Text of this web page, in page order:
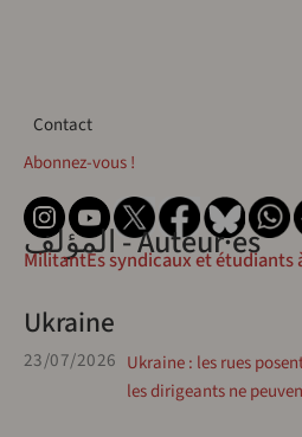
Contact
Contact
Abonnez-vous !
المؤلف - Auteur·es
MilitantEs syndicaux et étudiants
Ukraine
23/07/2026 Ukraine : les rues
les dirigeants ne